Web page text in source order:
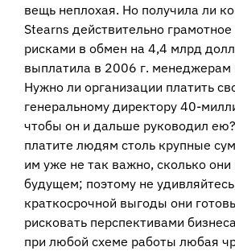
вещь неплохая. Но получила ли
Stearns действительно
рисками в обмен на 4,4 млрд
выплатила в 2006 г. менеджерам
Нужно ли организации платить
генеральному директору 40-
чтобы он и дальше руководил
платите людям столь крупные
им уже не так важно, сколько они
будущем; поэтому не
краткосрочной выгоды они
рисковать перспективами
при любой схеме работы любая